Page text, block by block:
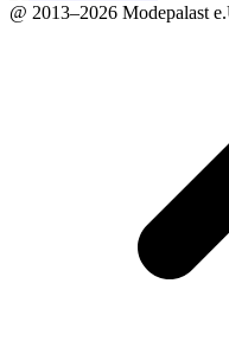
@ 2013–2026 Modepalast